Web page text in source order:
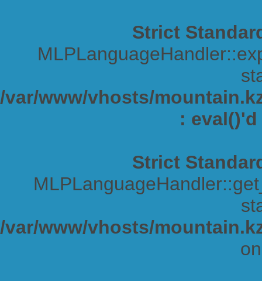
Strict
/var/www/vhosts/
:
Strict
/var/www/vhosts/